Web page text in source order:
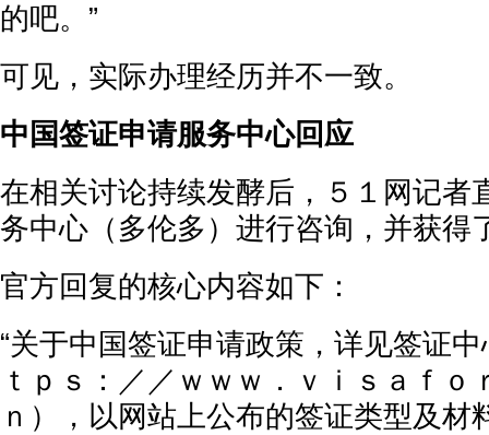
的吧。”
可见，实际办理经历并不一致。
中国签证申请服务中心回应
在相关讨论持续发酵后，５１网记者
务中心（多伦多）进行咨询，并获得
官方回复的核心内容如下：
“关于中国签证申请政策，详见签证
ｔｐｓ：／／ｗｗｗ．ｖｉｓａｆｏ
ｎ），以网站上公布的签证类型及材